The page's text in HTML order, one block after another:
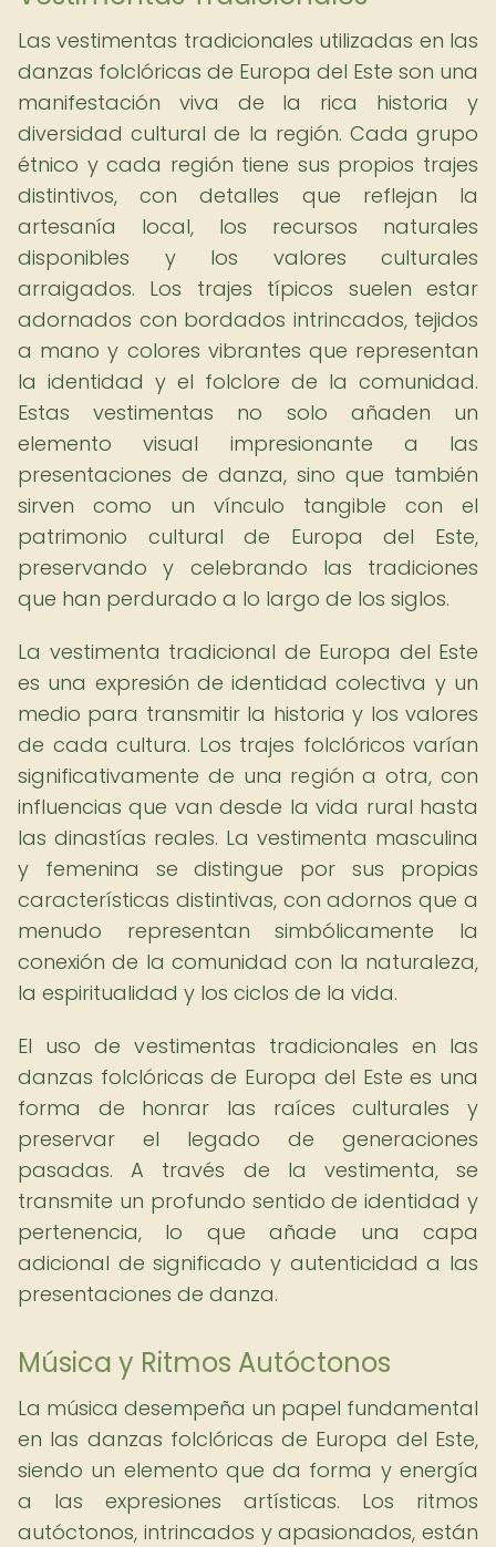
Las vestimentas tradicionales utilizadas en las
danzas folclóricas de Europa del Este son una
manifestación viva de la rica historia y
diversidad cultural de la región. Cada grupo
étnico y cada región tiene sus propios trajes
distintivos, con detalles que reflejan la
artesanía local, los recursos naturales
disponibles y los valores culturales
arraigados. Los trajes típicos suelen estar
adornados con bordados intrincados, tejidos
a mano y colores vibrantes que representan
la identidad y el folclore de la comunidad.
Estas vestimentas no solo añaden un
elemento visual impresionante a las
presentaciones de danza, sino que también
sirven como un vínculo tangible con el
patrimonio cultural de Europa del Este,
preservando y celebrando las tradiciones
que han perdurado a lo largo de los siglos.
La vestimenta tradicional de Europa del Este
es una expresión de identidad colectiva y un
medio para transmitir la historia y los valores
de cada cultura. Los trajes folclóricos varían
significativamente de una región a otra, con
influencias que van desde la vida rural hasta
las dinastías reales. La vestimenta masculina
y femenina se distingue por sus propias
características distintivas, con adornos que a
menudo representan simbólicamente la
conexión de la comunidad con la naturaleza,
la espiritualidad y los ciclos de la vida.
El uso de vestimentas tradicionales en las
danzas folclóricas de Europa del Este es una
forma de honrar las raíces culturales y
preservar el legado de generaciones
pasadas. A través de la vestimenta, se
transmite un profundo sentido de identidad y
pertenencia, lo que añade una capa
adicional de significado y autenticidad a las
presentaciones de danza.
Música y Ritmos Autóctonos
La música desempeña un papel fundamental
en las danzas folclóricas de Europa del Este,
siendo un elemento que da forma y energía
a las expresiones artísticas. Los ritmos
autóctonos, intrincados y apasionados, están